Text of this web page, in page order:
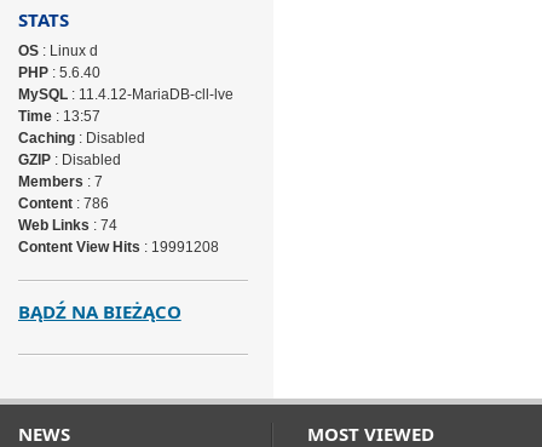
STATS
OS: Linux d
PHP: 5.6.40
MySQL: 11.4.12-MariaDB-cll-lve
Time: 13:57
Caching: Disabled
GZIP: Disabled
Members : 7
Content: 786
Web Links : 74
Content View Hits : 19991208
BĄDŹ NA BIEŻĄCO
NEWS MOST VIEWED